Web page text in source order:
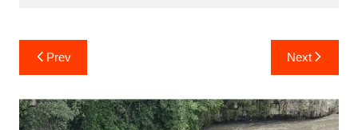
Post
navigation
Prev Next